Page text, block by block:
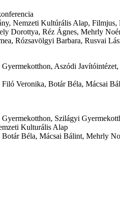
Nemzeti Kultúrális Alap, Filmjus,
Dorottya, Réz Ágnes, Mehrly
Rózsavölgyi Barbara, Rusvai
Aszódi
Veronika, Botár Béla, Mácsai
Szilágyi
Kulturális Alap
Béla, Mácsai Bálint, Mehrly